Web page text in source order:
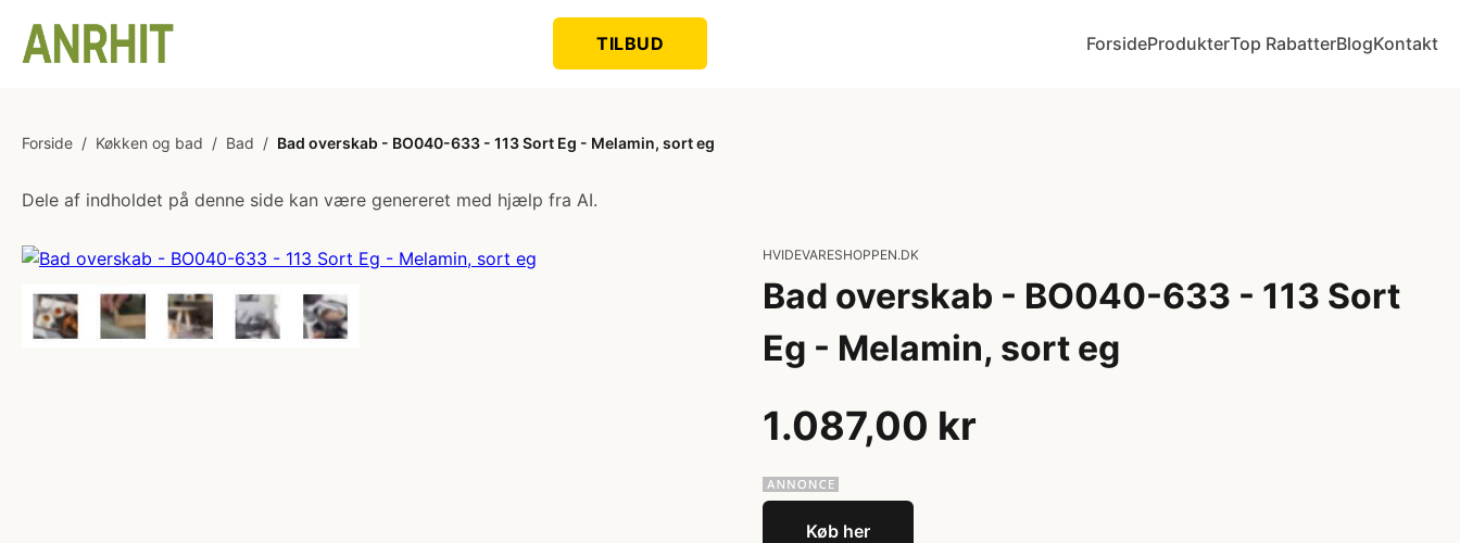
TILBUD ForsideProdukterTop RabatterBlogKontakt
Forside / Køkken og bad / Bad / Bad overskab - BO040-633 - 113 Sort Eg - Melamin, sort eg
Dele af indholdet på denne side kan være genereret med hjælp fra AI.
HVIDEVARESHOPPEN.DK
Bad overskab - BO040-633 - 113 Sort
Eg - Melamin, sort eg
1.087,00 kr
Køb her